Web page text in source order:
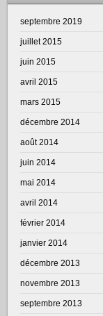
septembre 2019
juillet 2015
juin 2015
avril 2015
mars 2015
décembre 2014
août 2014
juin 2014
mai 2014
avril 2014
février 2014
janvier 2014
décembre 2013
novembre 2013
septembre 2013